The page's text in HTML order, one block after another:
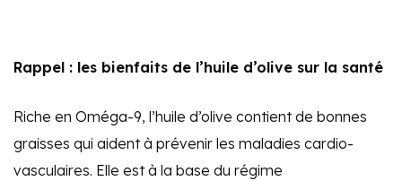
Rappel : les bienfaits de l’huile d’olive sur la santé
Riche en Oméga-9, l’huile d’olive contient de bonnes
graisses qui aident à prévenir les maladies cardio-
vasculaires. Elle est à la base du régime